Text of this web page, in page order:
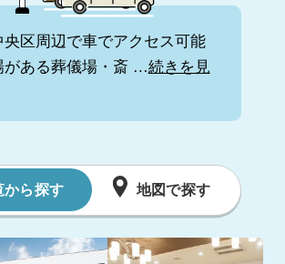
区周辺で車でアクセス可能
がある葬儀場・斎 …続きを見
から探す 地図で探す